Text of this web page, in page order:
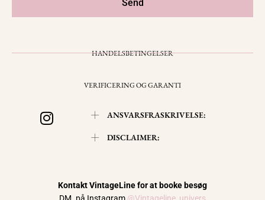
Send
HANDELSBETINGELSER
VERIFICERING OG GARANTI
I
n
ANSVARSFRASKRIVELSE:
DISCLAIMER:
Kontakt VintageLine for at booke besøg
DM. på Instagram @Vintageline_univers